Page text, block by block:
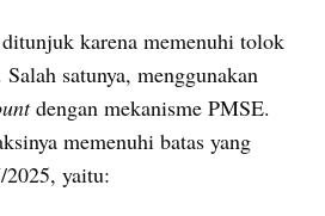
karena memenuhi tolok
satunya, menggunakan
dengan mekanisme PMSE.
memenuhi batas yang
2025, yaitu: